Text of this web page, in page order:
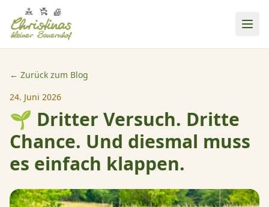
← Zurück zum Blog
24. Juni 2026
🌱 Dritter Versuch. Dritte
Chance. Und diesmal muss
es einfach klappen.